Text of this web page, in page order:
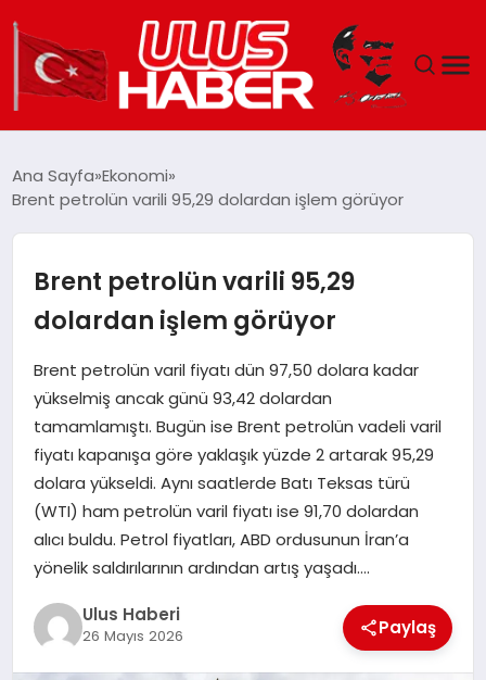
DÜNYA
EKONOMI
SIYASET
TEKNOLOJI
MAGAZIN
YAŞAM
Ana Sayfa Ekonomi
Brent petrolün varili 95,29 dolardan işlem görüyor
Brent petrolün varili 95,29
dolardan işlem görüyor
Brent petrolün varil fiyatı dün 97,50 dolara kadar
yükselmiş ancak günü 93,42 dolardan
tamamlamıştı. Bugün ise Brent petrolün vadeli varil
fiyatı kapanışa göre yaklaşık yüzde 2 artarak 95,29
dolara yükseldi. Aynı saatlerde Batı Teksas türü
(WTI) ham petrolün varil fiyatı ise 91,70 dolardan
alıcı buldu. Petrol fiyatları, ABD ordusunun İran’a
yönelik saldırılarının ardından artış yaşadı….
Ulus Haberi
26 Mayıs 2026 Paylaş